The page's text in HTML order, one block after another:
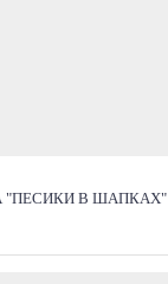
"ПЕСИКИ В ШАПКАХ"